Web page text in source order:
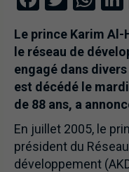
Le prince Karim Al-
le réseau de
engagé dans
est décédé le
de 88 ans, a
En juillet 2005, le
président du
développement